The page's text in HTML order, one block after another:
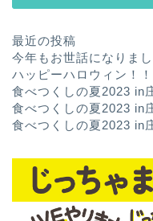
最近の投稿
今年もお世話になりま
ハッピーハロウィン！！
食べつくしの夏2023 in
食べつくしの夏2023 in
食べつくしの夏2023 in